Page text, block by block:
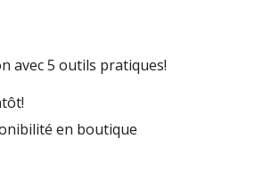
avec 5 outils pratiques!
en boutique